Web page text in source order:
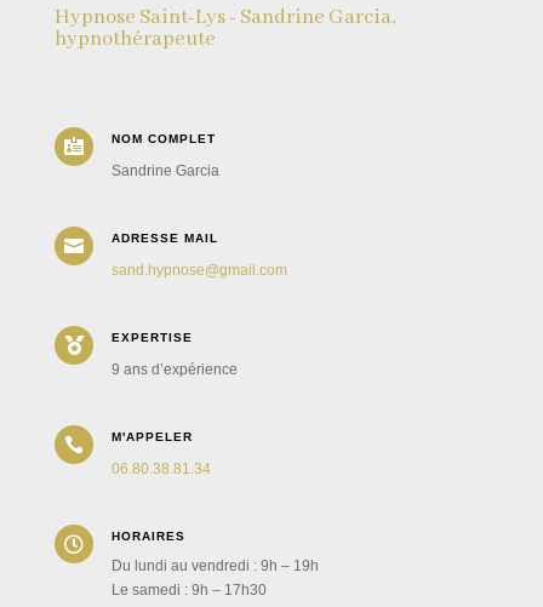
Hypnose Saint-Lys - Sandrine Garcia,
hypnothérapeute
 NOM COMPLET
Sandrine Garcia
 ADRESSE MAIL
sand.hypnose@gmail.com
 EXPERTISE
9 ans d’expérience
 M'APPELER
06.80.38.81.34
 HORAIRES
Du lundi au vendredi : 9h – 19h
Le samedi : 9h – 17h30